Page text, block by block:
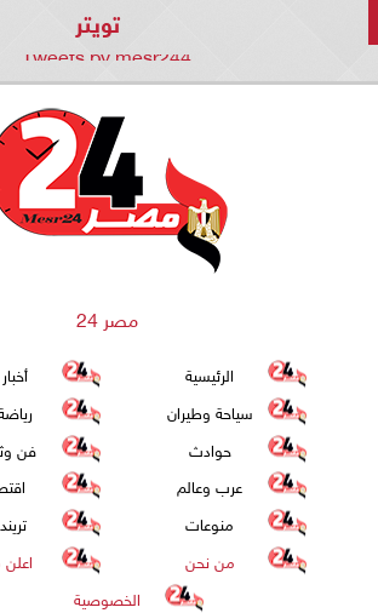
تويتر
Tweets by mesr244
مصر 24
الرئيسية
أخبار
سياحة وطيران
رياضة
حوادث
فن
عرب وعالم
منوعات
من نحن
الخصوصية